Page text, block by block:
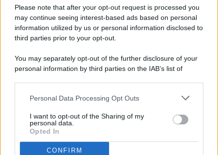
Please note that after your opt-out request is processed you
may continue seeing interest-based ads based on personal
information utilized by us or personal information disclosed to
third parties prior to your opt-out.
You may separately opt-out of the further disclosure of your
personal information by third parties on the IAB’s list of
This information may also be disclosed by us to third parties
disclose it to other third parties.
Personal Data Processing Opt Outs
I want to opt-out of the Sharing of my
personal data.
Opted In
CONFIRM
ISCRIZIONE AL ROC N. 35792 – ISCRITTA ALL’ANSO
(ASSOCIAZIONE NAZIONALE STAMPA ONLINE)
PREFERENZE PRIVACY